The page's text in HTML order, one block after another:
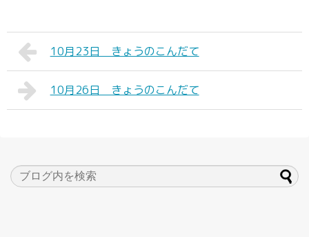
10月23日 きょうのこんだて
10月26日 きょうのこんだて